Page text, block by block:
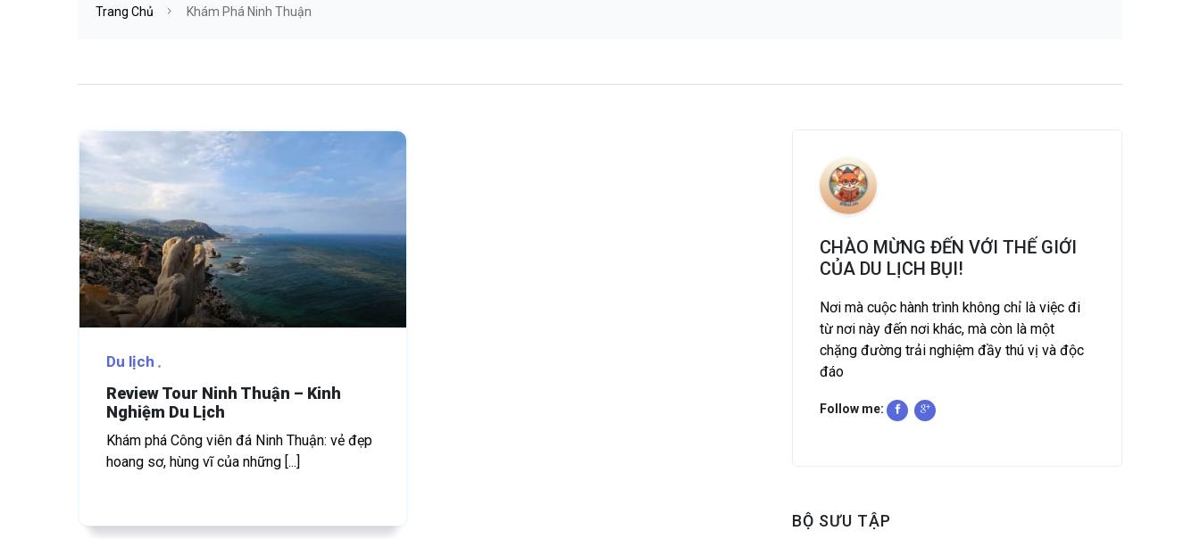
Trang Chủ Khám Phá Ninh Thuận
Du lịch
Review Tour Ninh Thuận – Kinh
Nghiệm Du Lịch
Khám phá Công viên đá Ninh Thuận: vẻ đẹp
hoang sơ, hùng vĩ của những [...]
CHÀO MỪNG ĐẾN VỚI THẾ GIỚI
CỦA DU LỊCH BỤI!
Nơi mà cuộc hành trình không chỉ là việc đi
từ nơi này đến nơi khác, mà còn là một
chặng đường trải nghiệm đầy thú vị và độc
đáo
Follow me:
BỘ SƯU TẬP